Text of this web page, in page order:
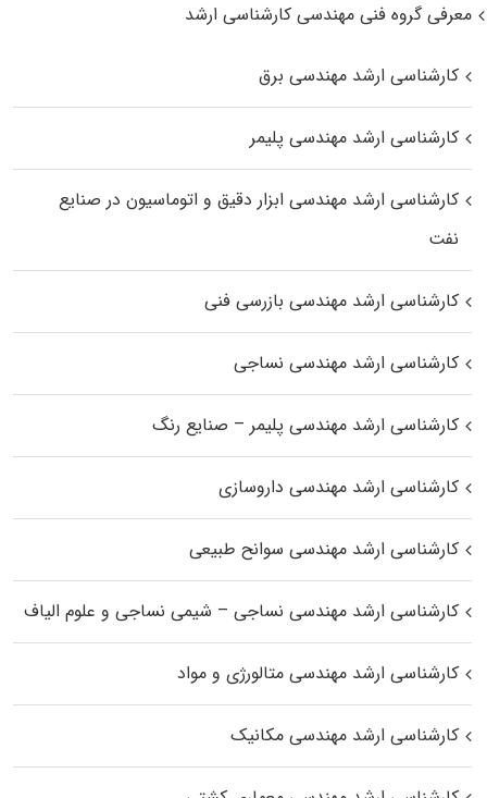
معرفی گروه فنی مهندسی کارشناسی ارشد
کارشناسی ارشد مهندسی برق
کارشناسی ارشد مهندسی پلیمر
کارشناسی ارشد مهندسی ابزار دقیق و اتوماسیون در صنایع
نفت
کارشناسی ارشد مهندسی بازرسی فنی
کارشناسی ارشد مهندسی نساجی
کارشناسی ارشد مهندسی پلیمر – صنایع رنگ
کارشناسی ارشد مهندسی داروسازی
کارشناسی ارشد مهندسی سوانح طبیعی
کارشناسی ارشد مهندسی نساجی – شیمی نساجی و علوم الیاف
کارشناسی ارشد مهندسی متالورژی و مواد
کارشناسی ارشد مهندسی مکانیک